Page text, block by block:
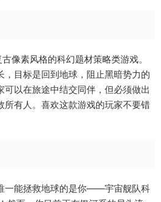
像素风格的科幻题材策略类游戏。
，目标是回到地球，阻止黑暗势力的
可以在旅途中结交同伴，但必须做出
所有人。喜欢这款游戏的玩家不要错
一能拯救地球的是你——宇宙舰队科